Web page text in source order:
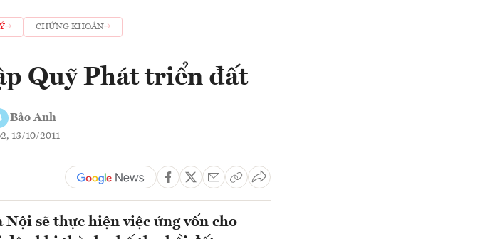
CHỨNG KHOÁN
Quỹ Phát triển đất
Bảo Anh
13/10/2011
sẽ thực hiện việc ứng vốn cho